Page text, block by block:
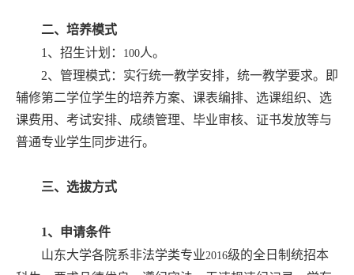
二、培养模式
1 、招生计划： 100人。
2、管理模式：实行统一教学安排，统一教学要求。即
辅修第二学位学生的培养方案、课表编排、选课组织、选
课费用、考试安排、成绩管理、毕业审核、证书发放等与
普通专业学生同步进行。
三、选拔方式
1、申请条件
山东大学各院系非法学类专业2016级的全日制统招本